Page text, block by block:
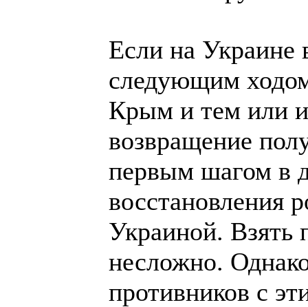
Если на Украине
следующим
Крым и тем или
возвращение
первым шагом в
восстановления
Украиной. Взять
несложно.
противников с